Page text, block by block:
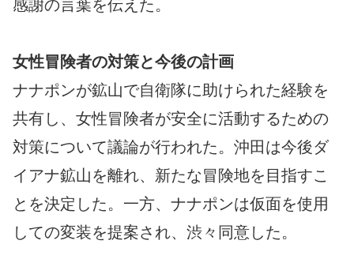
感謝の言葉を伝えた。
女性冒険者の対策と今後の計画
ナナポンが鉱山で自衛隊に助けられた経験を
共有し、女性冒険者が安全に活動するための
対策について議論が行われた。沖田は今後ダ
イアナ鉱山を離れ、新たな冒険地を目指すこ
とを決定した。一方、ナナポンは仮面を使用
しての変装を提案され、渋々同意した。